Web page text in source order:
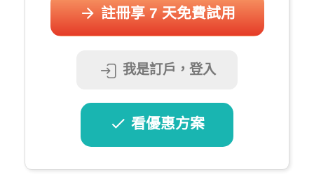
註冊享 7 天免費試用
我是訂戶，登入
看優惠方案